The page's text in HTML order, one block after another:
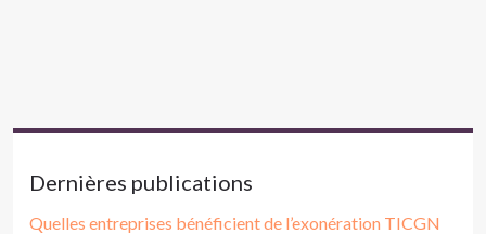
Dernières publications
Quelles entreprises bénéficient de l’exonération TICGN